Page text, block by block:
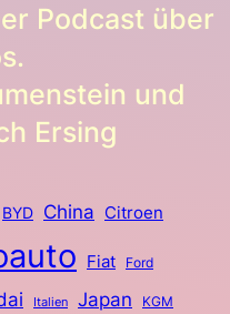
Podcast über
und
Ersing
BYD China Citroen
Fiat Ford
Italien Japan KGM